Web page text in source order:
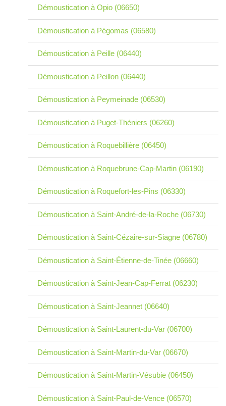
Démoustication à Opio (06650)
Démoustication à Pégomas (06580)
Démoustication à Peille (06440)
Démoustication à Peillon (06440)
Démoustication à Peymeinade (06530)
Démoustication à Puget-Théniers (06260)
Démoustication à Roquebillière (06450)
Démoustication à Roquebrune-Cap-Martin (06190)
Démoustication à Roquefort-les-Pins (06330)
Démoustication à Saint-André-de-la-Roche (06730)
Démoustication à Saint-Cézaire-sur-Siagne (06780)
Démoustication à Saint-Étienne-de-Tinée (06660)
Démoustication à Saint-Jean-Cap-Ferrat (06230)
Démoustication à Saint-Jeannet (06640)
Démoustication à Saint-Laurent-du-Var (06700)
Démoustication à Saint-Martin-du-Var (06670)
Démoustication à Saint-Martin-Vésubie (06450)
Démoustication à Saint-Paul-de-Vence (06570)